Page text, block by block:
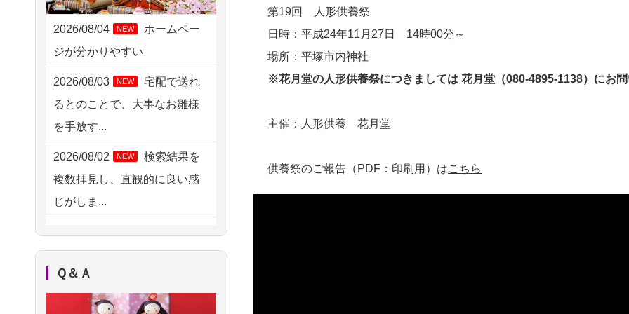
第19回 人形供養祭
日時：平成24年11月27日 14時00分～
場所：平塚市内神社
※花月堂の人形供養祭につきましては 花月堂（080-4895-1138）にお
主催：人形供養 花月堂
供養祭のご報告（PDF：印刷用）はこちら
神奈川の方からお申込み
2026/08/04 17:34
西亀有の方からお申込み
2026/08/04 15:40
千葉県の方からお申込み
2026/08/04 14:04
東京都の方からお申込み
中野区の方からお申込み
2026/08/03 21:17
2026/08/04 NEW
ホームペー
ジが分かりやすい
2026/08/03 NEW
宅配で送れ
るとのことで、大事なお雛様
を手放す...
2026/08/02 NEW
検索結果を
複数拝見し、直観的に良い感
じがしま...
ハードルが高そうに思えるの
ですが、...
2026/08/02 NEW 祖母の人形
Ｑ＆Ａ